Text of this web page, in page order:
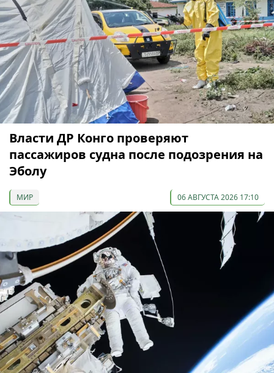
Власти ДР Конго проверяют
пассажиров судна после подозрения на
Эболу
МИР 06 АВГУСТА 2026 17:10